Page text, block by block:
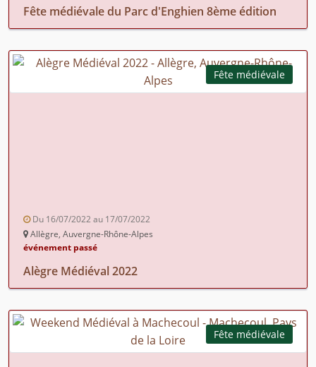
Fête médiévale du Parc d'Enghien 8ème édition
Fête médiévale
Du 16/07/2022 au 17/07/2022
Allègre, Auvergne-Rhône-Alpes
événement passé
Alègre Médiéval 2022
Fête médiévale